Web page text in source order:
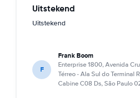
Uitstekend
Uitstekend
F
Frank Boom
Enterprise 1800, Avenida
Térreo - Ala Sul do Terminal
Cabine C08 Ds, São Paulo